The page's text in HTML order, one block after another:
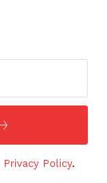
Privacy Policy.